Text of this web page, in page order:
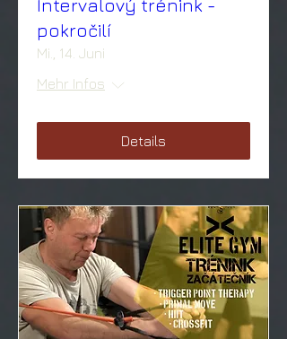
Intervalový trénink -
pokročilí
Mi., 14. Juni
Mehr Infos
Details